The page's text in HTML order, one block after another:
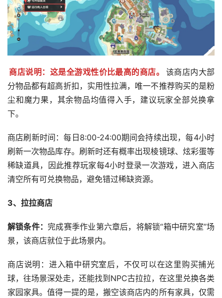
商店说明：这是全游戏性价比最高的商店。
该商店内大部
分物品都有超高折扣，实用性拉满，唯一不推荐购买的是粉
尘和魔力果，其余物品均值得入手，建议玩家全部兑换拿
下。
商店刷新时间：每日8:00-24:00期间会持续出现，每4小时
刷新一次物品库存。刷新时还有概率出现棱镜球、炫彩蛋等
稀缺道具，因此推荐玩家每4小时登录一次游戏，进入商店
清空所有可兑换物品，避免错过稀缺资源。
3、拉拉商店
解锁条件： 完成赛季作业第六章后，将解锁“箱中研究室”场
景，该商店就位于此场景内。
商店说明：进入箱中研究室后，不仅可以在这里购买捕光
球，往场景深处走，还能找到NPC古拉拉，在这里兑换各类
家园家具。值得一提的是，搬空该商店内的所有家具，仅需